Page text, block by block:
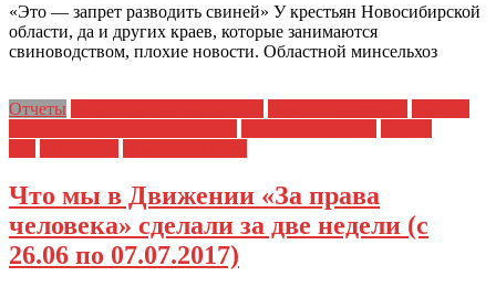
«Это — запрет разводить свиней» У крестьян Новосибирской
области, да и других краев, которые занимаются
свиноводством, плохие новости. Областной минсельхоз
Отчеты
Что мы в Движении «За права
человека» сделали за две недели (с
26.06 по 07.07.2017)